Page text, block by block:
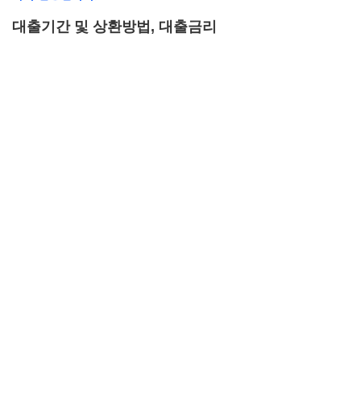
대출기간 및 상환방법, 대출금리